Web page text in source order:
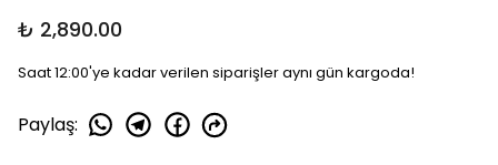
₺ 2,890.00
Saat 12:00'ye kadar verilen siparişler aynı gün kargoda!
Paylaş: